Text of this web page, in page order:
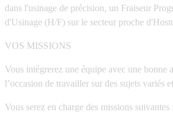
dans l'usinage de précision, un Fraiseur
d'Usinage (H/F) sur le secteur proche
VOS MISSIONS
Vous intégrerez une équipe avec une bonne
l’occasion de travailler sur des sujets variés
Vous serez en charge des missions suivantes :